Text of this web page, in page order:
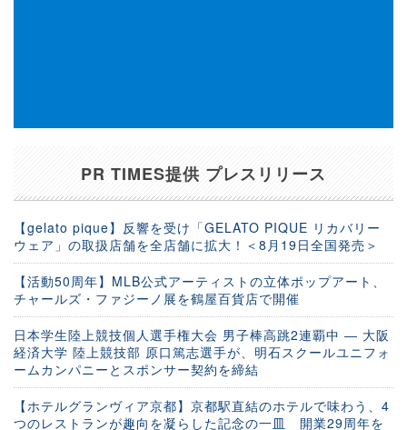
PR TIMES提供 プレスリリース
【gelato pique】反響を受け「GELATO PIQUE リカバリー
ウェア」の取扱店舗を全店舗に拡大！＜8月19日全国発売＞
【活動50周年】MLB公式アーティストの立体ポップアート、
チャールズ・ファジーノ展を鶴屋百貨店で開催
日本学生陸上競技個人選手権大会 男子棒高跳2連覇中 ― 大阪
経済大学 陸上競技部 原口篤志選手が、明石スクールユニフォ
ームカンパニーとスポンサー契約を締結
【ホテルグランヴィア京都】京都駅直結のホテルで味わう、4
つのレストランが趣向を凝らした記念の一皿 開業29周年を